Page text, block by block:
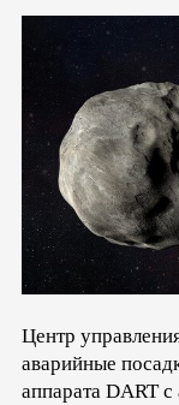
Центр
аварийные
аппарата DART